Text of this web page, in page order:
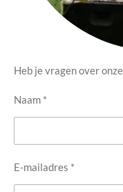
Heb je vragen over
Naam *
E-mailadres *